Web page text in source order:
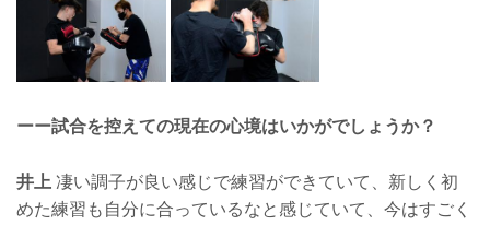
ーー試合を控えての現在の心境はいかがでしょうか？
井上 凄い調子が良い感じで練習ができていて、新しく初
めた練習も自分に合っているなと感じていて、今はすごく